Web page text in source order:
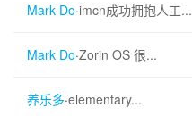
Mark Do·imcn成功拥抱人工...
Mark Do·Zorin OS 很...
养乐多·elementary...